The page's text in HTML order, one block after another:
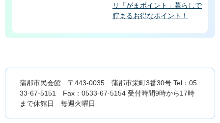
リ「がまポイント」暮らしで
貯まるお得なポイント！
蒲郡市民会館 〒443-0035 蒲郡市栄町3番30号 Tel：05
33-67-5151 Fax：0533-67-5154 受付時間9時から17時
まで休館日 毎週火曜日